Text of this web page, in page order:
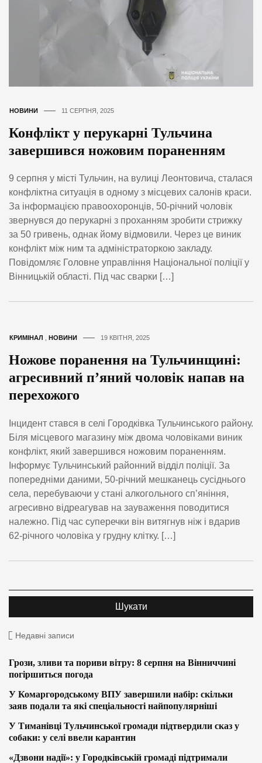
НОВИНИ 11 СЕРПНЯ, 2025
Конфлікт у перукарні Тульчина
завершився ножовим пораненням
9 серпня у місті Тульчин, на вулиці Леонтовича, сталася
конфліктна ситуація в одному з місцевих салонів краси.
За інформацією правоохоронців, 50-річний чоловік
звернувся до перукарні з проханням зробити стрижку
за 50 гривень, однак йому відмовили. Через це виник
конфлікт між ним та адміністраторкою закладу.
Повідомляє Головне управління Національної поліції у
Вінницькій області. Під час сварки […]
КРИМІНАЛ НОВИНИ 19 КВІТНЯ, 2025
Ножове поранення на Тульчинщині:
агресивний п’яний чоловік напав на
перехожого
Інцидент стався в селі Городківка Тульчинського району.
Біля місцевого магазину між двома чоловіками виник
конфлікт, який завершився ножовим пораненням.
Інформує Тульчинський районний відділ поліції. За
попередніми даними, 50-річний мешканець сусіднього
села, перебуваючи у стані алкогольного сп’яніння,
агресивно відреагував на зауваження поводитися
належно. Під час суперечки він витягнув ніж і вдарив
62-річного чоловіка у грудну клітку. […]
Недавні записи
Грози, зливи та пориви вітру: 8 серпня на Вінниччині
погіршиться погода
У Комаргородському ВПУ завершили набір: скільки
заяв подали та які спеціальності найпопулярніші
У Тиманівці Тульчинської громади підтвердили сказ у
собаки: у селі ввели карантин
«Дзвони надії»: у Городківській громаді підтримали